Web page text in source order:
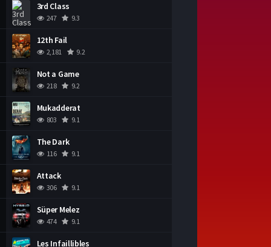
3rd Class
247 9.3
12th Fail
2,181 9.2
Not a Game
218 9.2
Mukadderat
803 9.1
The Dark
116 9.1
Attack
306 9.1
Süper Melez
474 9.1
Les Infaillibles